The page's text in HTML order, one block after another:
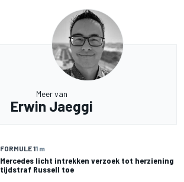
Meer van
Erwin Jaeggi
FORMULE 11 m
Mercedes licht intrekken verzoek tot herziening
tijdstraf Russell toe